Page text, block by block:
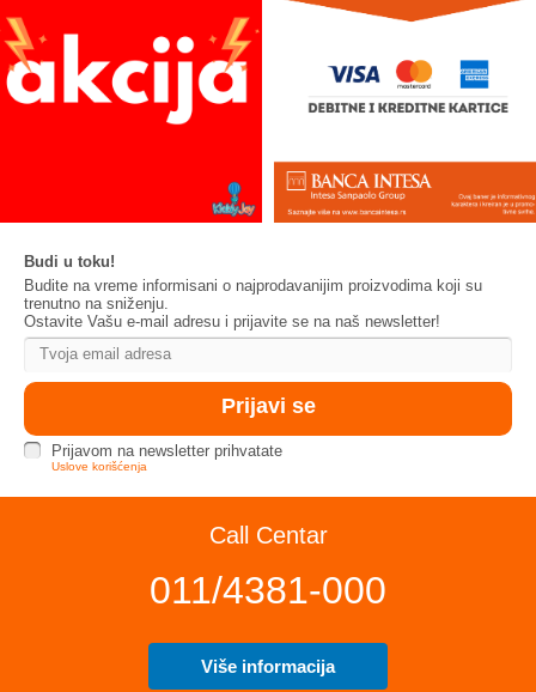
Budi u toku!
Budite na vreme informisani o najprodavanijim proizvodima koji su
trenutno na sniženju.
Ostavite Vašu e-mail adresu i prijavite se na naš newsletter!
Prijavom na newsletter prihvatate
Uslove korišćenja
Call Centar
011/4381-000
Više informacija